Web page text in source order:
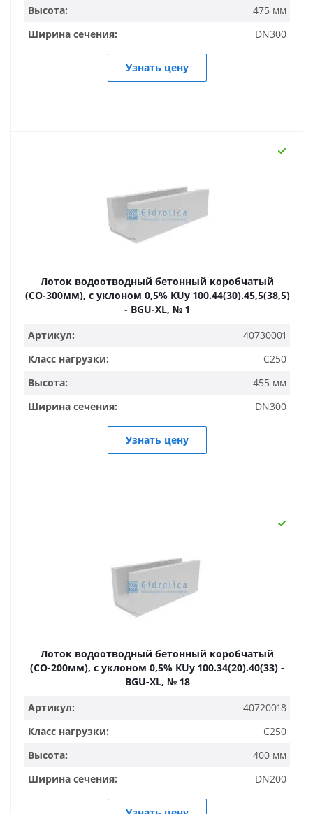
Высота:
475 мм
Ширина сечения:
DN300
Узнать цену
Лоток водоотводный бетонный коробчатый
(СО-300мм), с уклоном 0,5% КUу 100.44(30).45,5(38,5)
- BGU-XL, № 1
Артикул:
40730001
Класс нагрузки:
C250
Высота:
455 мм
Ширина сечения:
DN300
Узнать цену
Лоток водоотводный бетонный коробчатый
(СО-200мм), с уклоном 0,5% КUу 100.34(20).40(33) -
BGU-XL, № 18
Артикул:
40720018
Класс нагрузки:
C250
Высота:
400 мм
Ширина сечения:
DN200